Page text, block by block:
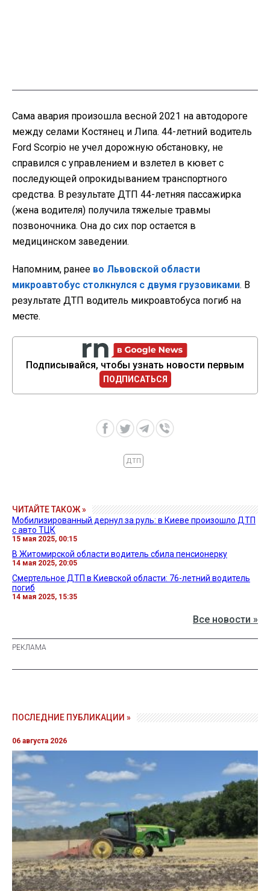
Сама авария произошла весной 2021 на автодороге
между селами Костянец и Липа. 44-летний водитель
Ford Scorpio не учел дорожную обстановку, не
справился с управлением и взлетел в кювет с
последующей опрокидыванием транспортного
средства. В результате ДТП 44-летняя пассажирка
(жена водителя) получила тяжелые травмы
позвоночника. Она до сих пор остается в
медицинском заведении.
Напомним, ранее во Львовской области
микроавтобус столкнулся с двумя грузовиками. В
результате ДТП водитель микроавтобуса погиб на
месте.
Подписывайся, чтобы узнать новости первым
ПОДПИСАТЬСЯ
ДТП
ЧИТАЙТЕ ТАКОЖ »
Мобилизированный дернул за руль: в Киеве произошло ДТП
с авто ТЦК
15 мая 2025, 00:15
В Житомирской области водитель сбила пенсионерку
14 мая 2025, 20:05
Смертельное ДТП в Киевской области: 76-летний водитель
погиб
14 мая 2025, 15:35
Все новости »
ПОСЛЕДНИЕ ПУБЛИКАЦИИ »
06 августа 2026